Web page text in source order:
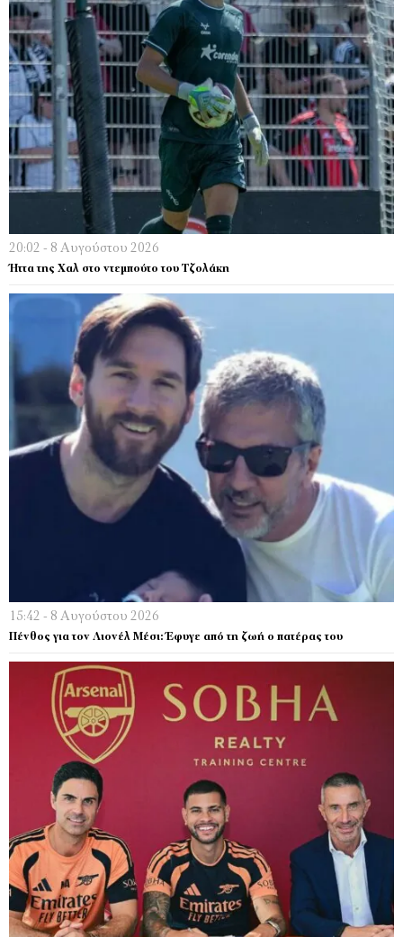
20:02 - 8 Αυγούστου 2026
Ήττα της Χαλ στο ντεμπούτο του Τζολάκη
15:42 - 8 Αυγούστου 2026
Πένθος για τον Λιονέλ Μέσι: Έφυγε από τη ζωή ο πατέρας του